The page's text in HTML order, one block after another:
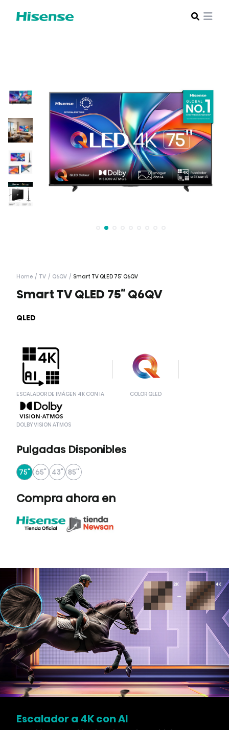
Home / TV / Q6QV / Smart TV QLED 75″ Q6QV
Smart TV QLED 75″ Q6QV
QLED
ESCALADOR DE IMÁGEN 4K CON IA COLOR QLED
DOLBY VISION ATMOS
Pulgadas Disponibles
75" 65" 43" 85''
Compra ahora en
Escalador a 4K con AI